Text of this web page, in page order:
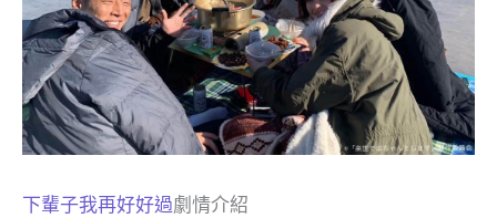
下輩子我再好好過劇情介紹